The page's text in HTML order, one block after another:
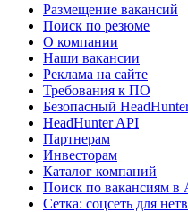
Размещение вакансий
Поиск по резюме
О компании
Наши вакансии
Реклама на сайте
Требования к ПО
Безопасный
HeadHunter API
Партнерам
Инвесторам
Каталог компаний
Поиск по вакансиям в
Сетка: соцсеть для